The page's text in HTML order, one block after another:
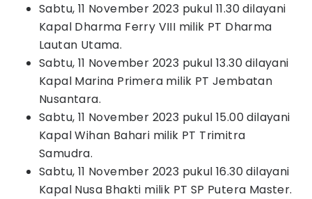
Sabtu, 11 November 2023 pukul 11.30 dilayani
Kapal Dharma Ferry VIII milik PT Dharma
Lautan Utama.
Sabtu, 11 November 2023 pukul 13.30 dilayani
Kapal Marina Primera milik PT Jembatan
Nusantara.
Sabtu, 11 November 2023 pukul 15.00 dilayani
Kapal Wihan Bahari milik PT Trimitra
Samudra.
Sabtu, 11 November 2023 pukul 16.30 dilayani
Kapal Nusa Bhakti milik PT SP Putera Master.